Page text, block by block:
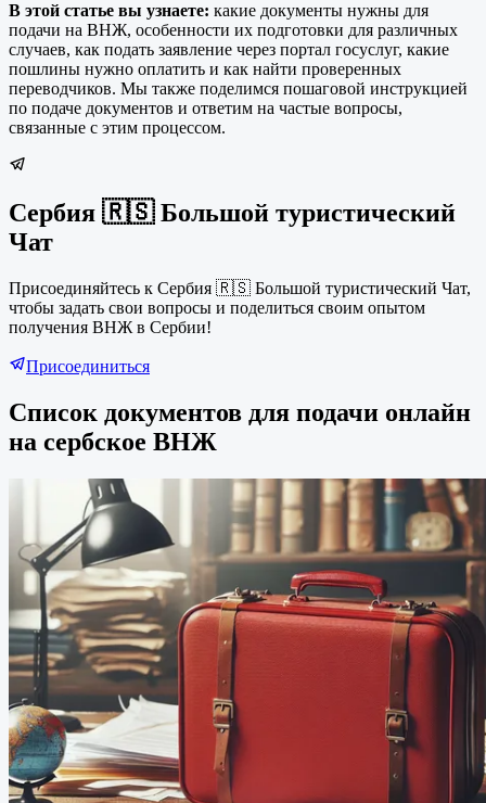
В этой статье вы узнаете: какие документы нужны для
подачи на ВНЖ, особенности их подготовки для различных
случаев, как подать заявление через портал госуслуг, какие
пошлины нужно оплатить и как найти проверенных
переводчиков. Мы также поделимся пошаговой инструкцией
по подаче документов и ответим на частые вопросы,
связанные с этим процессом.
Сербия 🇷🇸 Большой туристический
Чат
Присоединяйтесь к Сербия 🇷🇸 Большой туристический Чат,
чтобы задать свои вопросы и поделиться своим опытом
получения ВНЖ в Сербии!
Присоединиться
Список документов для подачи онлайн
на сербское ВНЖ